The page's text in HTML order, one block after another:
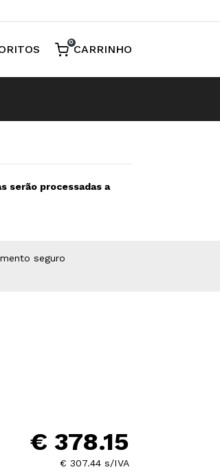
0
CARRINHO
serão processadas a
seguro
€ 378.15
€ 307.44 s/IVA